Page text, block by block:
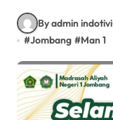
By admin indotivi
#Jombang #Man 1